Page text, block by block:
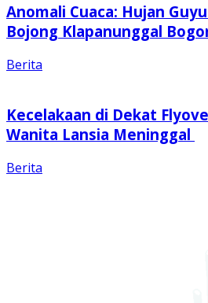
Anomali Cuaca: Hujan
Bojong Klapanunggal
Berita
Kecelakaan di Dekat
Wanita Lansia Meninggal
Berita